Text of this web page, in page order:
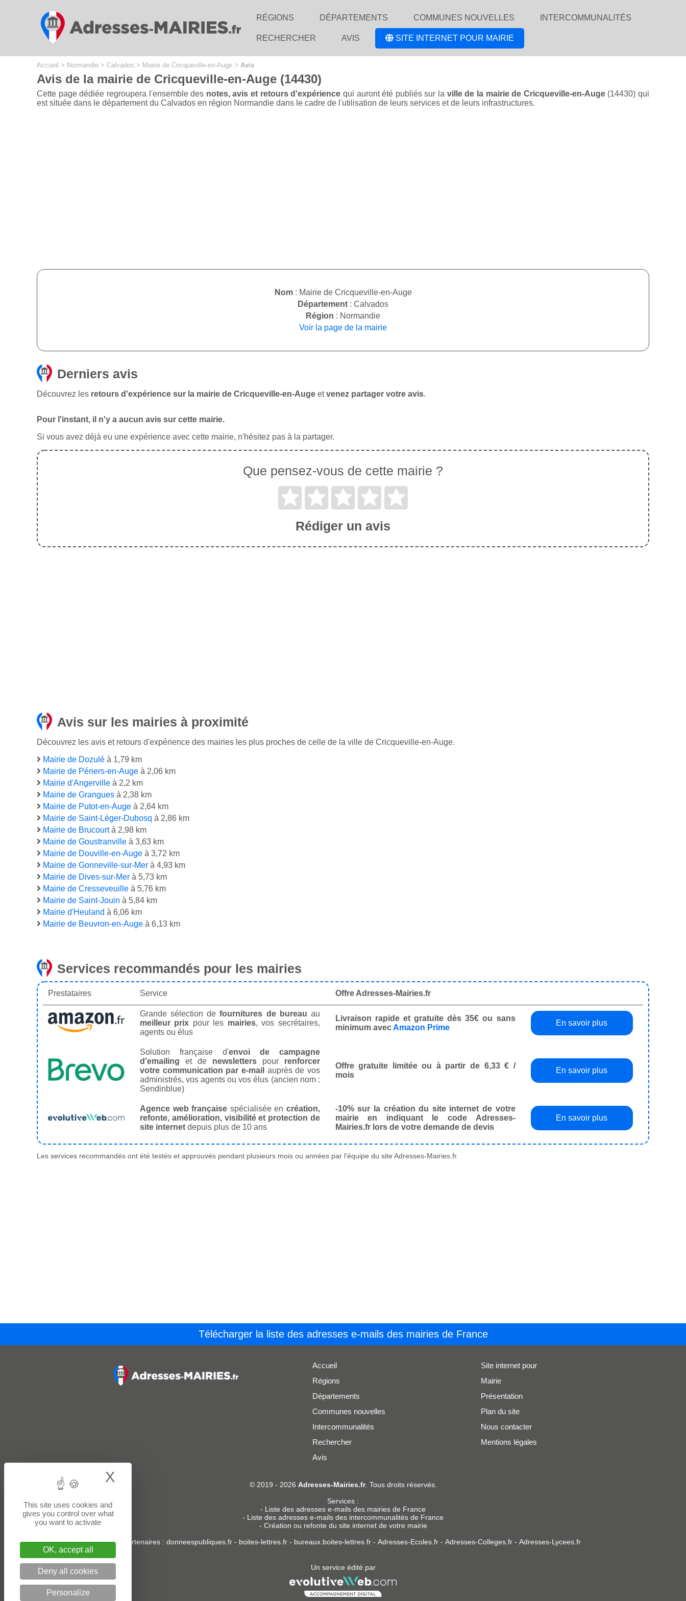
RÉGIONS DÉPARTEMENTS COMMUNES NOUVELLES INTERCOMMUNALITÉS
RECHERCHER AVIS SITE INTERNET POUR MAIRIE
Accueil > Normandie > Calvados > Mairie de Cricqueville-en-Auge > Avis
Avis de la mairie de Cricqueville-en-Auge (14430)
Cette page dédiée regroupera l'ensemble des notes, avis et retours d'expérience qui auront été publiés sur la ville de la mairie de Cricqueville-en-Auge(14430) qui
est située dans le département du Calvados en région Normandie dans le cadre de l'utilisation de leurs services et de leurs infrastructures.
Nom: Mairie de Cricqueville-en-Auge
Département : Calvados
Région : Normandie
Voir la page de la mairie
Derniers avis
Découvrez les retours d'expérience sur la mairie de Cricqueville-en-Auge etvenez partager votre avis.
Pour l'instant, il n'y a aucun avis sur cette mairie.
Si vous avez déjà eu une expérience avec cette mairie, n'hésitez pas à la partager.
Que pensez-vous de cette mairie ?
Rédiger un avis
Avis sur les mairies à proximité
Découvrez les avis et retours d'expérience des mairies les plus proches de celle de la ville de Cricqueville-en-Auge.
Mairie de Dozulé à 1,79 km
Mairie de Périers-en-Auge à 2,06 km
Mairie d'Angerville à 2,2 km
Mairie de Grangues à 2,38 km
Mairie de Putot-en-Auge à 2,64 km
Mairie de Saint-Léger-Dubosq à 2,86 km
Mairie de Brucourtà 2,98 km
Mairie de Goustranville à 3,63 km
Mairie de Douville-en-Auge à 3,72 km
Mairie de Gonneville-sur-Mer à 4,93 km
Mairie de Dives-sur-Mer à 5,73 km
Mairie de Cresseveuille à 5,76 km
Mairie de Saint-Jouin à 5,84 km
Mairie d'Heuland à 6,06 km
Mairie de Beuvron-en-Auge à 6,13 km
Services recommandés pour les mairies
Prestataires Service Offre Adresses-Mairies.fr
Grande sélection defournitures de bureau au
meilleur prix pour les mairies, vos secrétaires,
agents ou élus
Livraison rapide et gratuite dès 35€ ou sans
minimum avecAmazon Prime
En savoir plus
Solution française d'envoi de campagne
d'emailing et de newsletterspour renforcer
votre communication par e-mail auprès de vos
administrés, vos agents ou vos élus (ancien nom :
Sendinblue)
Offre gratuite limitée ou à partir de 6,33 € /
mois
En savoir plus
Agence web française spécialisée en création,
refonte, amélioration, visibilité et protection de
site internet depuis plus de 10 ans
-10% sur la création du site internet de votre
mairie en indiquant le code Adresses-
Mairies.fr lors de votre demande de devis
En savoir plus
Les services recommandés ont été testés et approuvés pendant plusieurs mois ou années par l'équipe du site Adresses-Mairies.fr.
Télécharger la liste des adresses e-mails des mairies de France
Accueil
Régions
Départements
Communes nouvelles
Intercommunalités
Rechercher
Avis
Site internet pour
Mairie
Présentation
Plan du site
Nous contacter
Mentions légales
© 2019 - 2026 Adresses-Mairies.fr. Tous droits réservés.
Services :
- Liste des adresses e-mails des mairies de France
- Liste des adresses e-mails des intercommunalités de France
- Création ou refonte du site internet de votre mairie
Sites partenaires: donneespubliques.fr- boites-lettres.fr- bureaux.boites-lettres.fr- Adresses-Ecoles.fr- Adresses-Colleges.fr- Adresses-Lycees.fr
Un service édité par
This site uses cookies and
gives you control over what
you want to activate
OK, accept all
Deny all cookies
Personalize
X